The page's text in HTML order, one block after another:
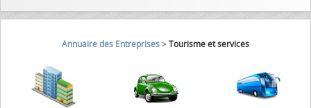
Annuaire des Entreprises>Tourisme et services